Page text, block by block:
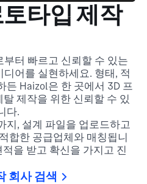
타입 제작
터 빠르고 신뢰할 수 있는
어를 실현하세요. 형태, 적
든 Haizol은 한 곳에서 3D 프
탈 제작을 위한 신뢰할 수 있
다.
지, 설계 파일을 업로드하고
합한 공급업체와 매칭됩니
을 받고 확신을 가지고 진
회사 검색